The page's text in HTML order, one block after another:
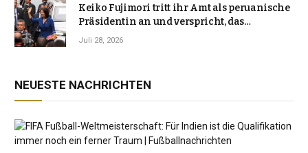
Keiko Fujimori tritt ihr Amt als peruanische
Präsidentin an und verspricht, das
Jahrzehnt der Instabilität zu beenden
Juli 28, 2026
NEUESTE NACHRICHTEN